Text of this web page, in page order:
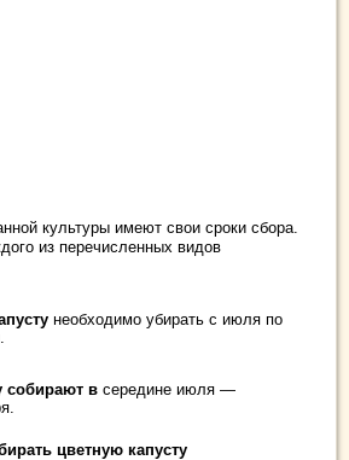
культуры имеют свои сроки сбора.
из перечисленных видов
необходимо убирать с июля по
собирают в середине июля —
цветную капусту